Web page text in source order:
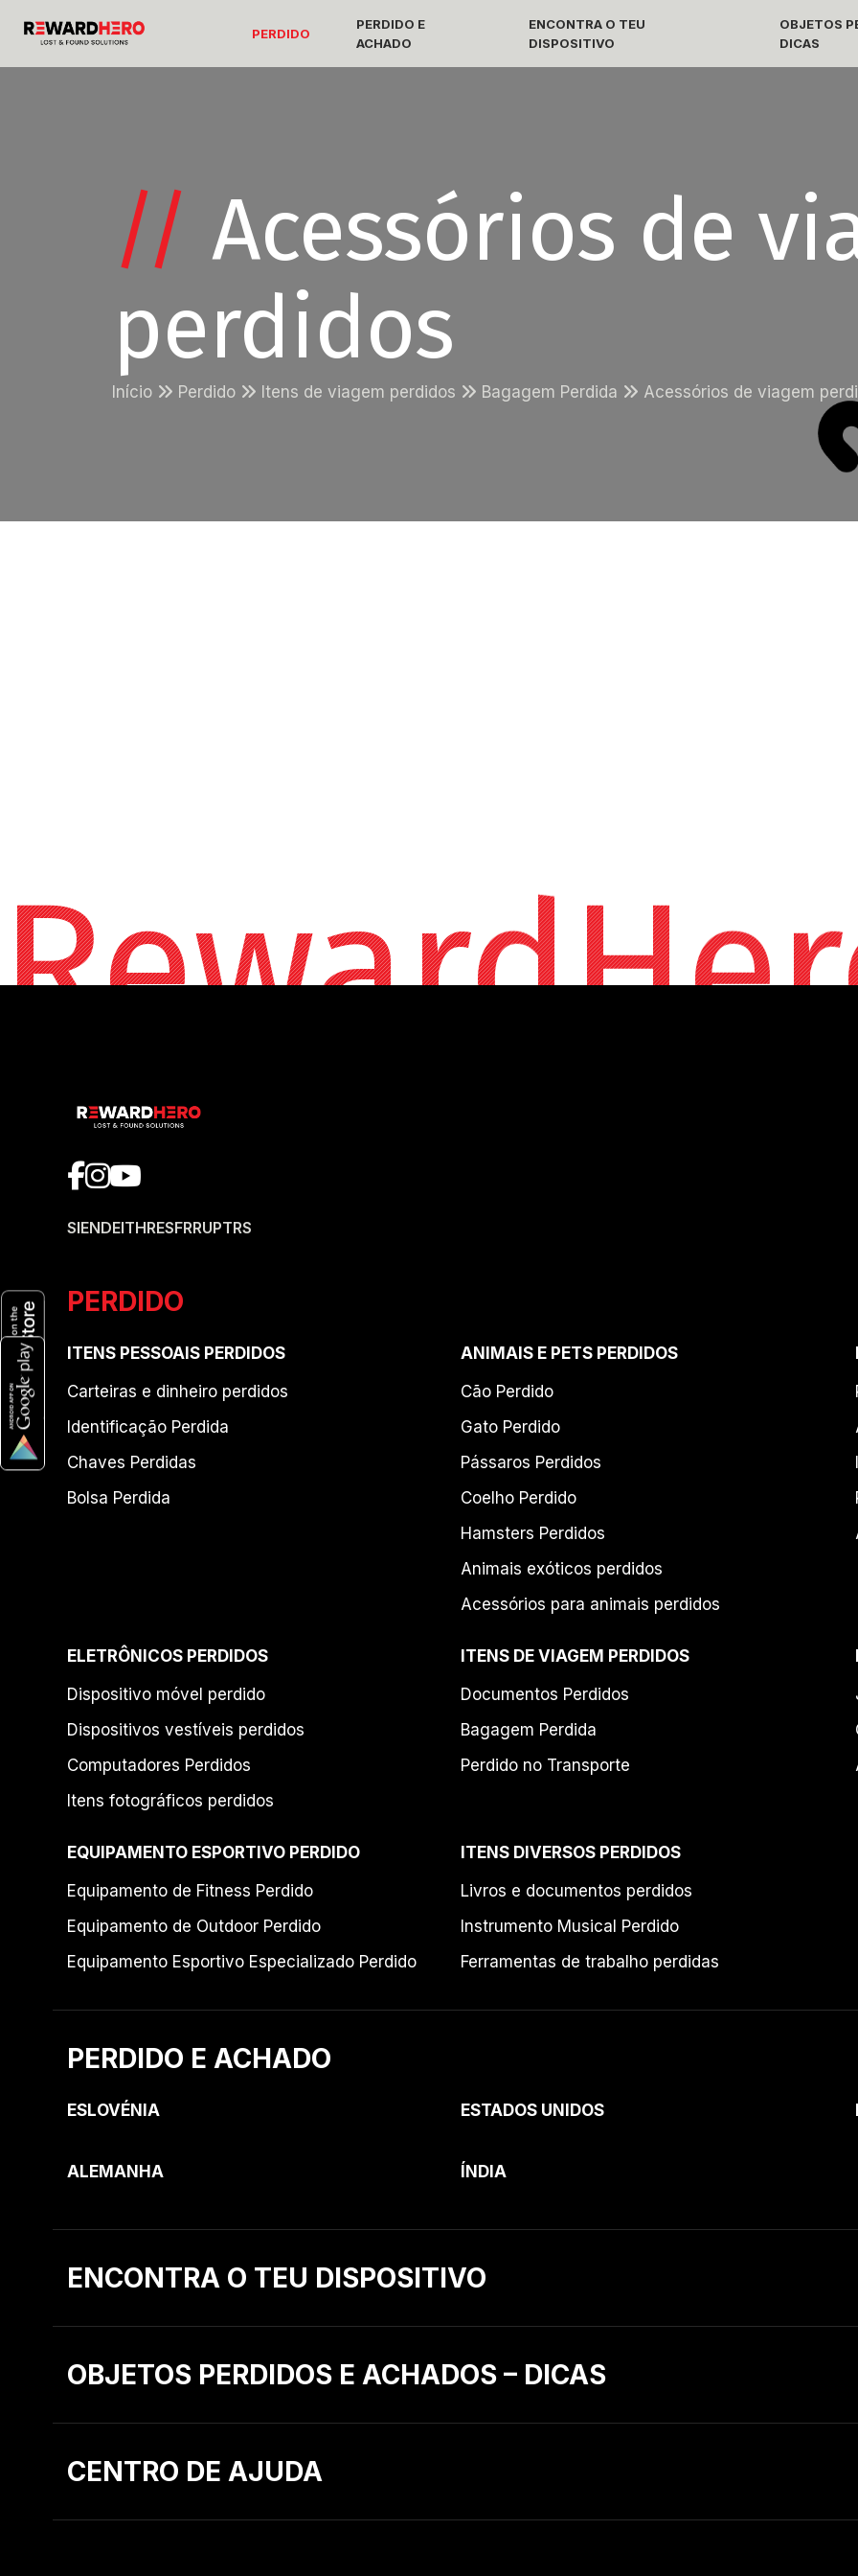
PERDIDO
PERDIDO E
ACHADO
ENCONTRA O TEU
DISPOSITIVO
OBJETOS
DICAS
// Acessórios de
perdidos
Início Perdido Itens de viagem perdidos Bagagem Perdida Acessórios de viagem
SIENDEITHRESFRRUPTRS
PERDIDO
ITENS PESSOAIS PERDIDOS
Carteiras e dinheiro perdidos
Identificação Perdida
Chaves Perdidas
Bolsa Perdida
ANIMAIS E PETS PERDIDOS
Cão Perdido
Gato Perdido
Pássaros Perdidos
Coelho Perdido
Hamsters Perdidos
Animais exóticos perdidos
Acessórios para animais perdidos
ELETRÔNICOS PERDIDOS
Dispositivo móvel perdido
Dispositivos vestíveis perdidos
Computadores Perdidos
Itens fotográficos perdidos
ITENS DE VIAGEM PERDIDOS
Documentos Perdidos
Bagagem Perdida
Perdido no Transporte
EQUIPAMENTO ESPORTIVO PERDIDO
Equipamento de Fitness Perdido
Equipamento de Outdoor Perdido
Equipamento Esportivo Especializado Perdido
ITENS DIVERSOS PERDIDOS
Livros e documentos perdidos
Instrumento Musical Perdido
Ferramentas de trabalho perdidas
PERDIDO E ACHADO
ESLOVÉNIA ESTADOS UNIDOS
ALEMANHA ÍNDIA
ENCONTRA O TEU DISPOSITIVO
OBJETOS PERDIDOS E ACHADOS – DICAS
CENTRO DE AJUDA